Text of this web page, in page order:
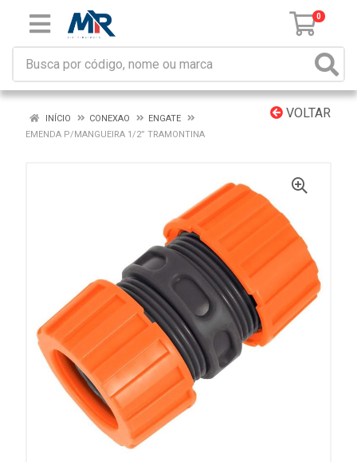
0
VOLTAR
INÍCIO CONEXAO
ENGATE
EMENDA P/MANGUEIRA 1/2” TRAMONTINA